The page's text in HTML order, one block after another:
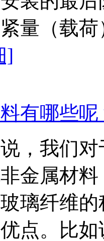
量（载
]
有哪些呢
，我们
金属材
璃纤维
点。比